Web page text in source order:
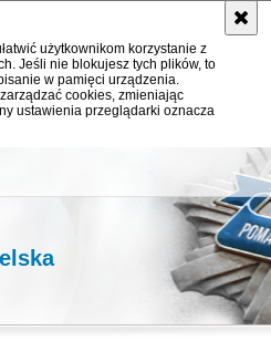
użytkownikom korzystanie z
Jeśli nie blokujesz tych plików, to
w pamięci urządzenia.
cookies, zmieniając
ustawienia przeglądarki oznacza